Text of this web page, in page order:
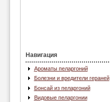
Навигация
Ароматы пеларгоний
Болезни и вредители гераней
Бонсай из пеларгоний
Видовые пеларгонии